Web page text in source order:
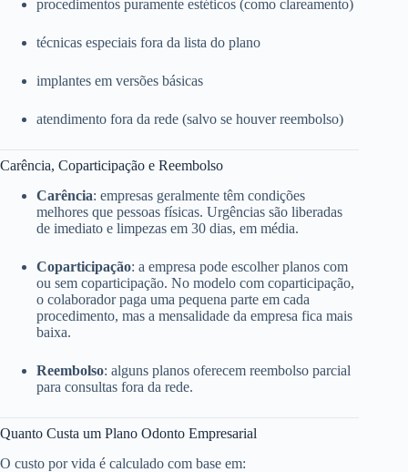
procedimentos puramente estéticos (como clareamento)
técnicas especiais fora da lista do plano
implantes em versões básicas
atendimento fora da rede (salvo se houver reembolso)
Carência, Coparticipação e Reembolso
Carência: empresas geralmente têm condições
melhores que pessoas físicas. Urgências são liberadas
de imediato e limpezas em 30 dias, em média.
Coparticipação: a empresa pode escolher planos com
ou sem coparticipação. No modelo com coparticipação,
o colaborador paga uma pequena parte em cada
procedimento, mas a mensalidade da empresa fica mais
baixa.
Reembolso: alguns planos oferecem reembolso parcial
para consultas fora da rede.
Quanto Custa um Plano Odonto Empresarial
O custo por vida é calculado com base em: